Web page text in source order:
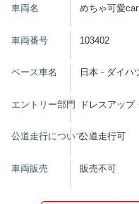
車両名 めちゃ可愛
車両番号 103402
ベース車名 日本 - ダイハ
エントリー部門 ドレスアップ
公道走行について公道走行可
車両販売 販売不可